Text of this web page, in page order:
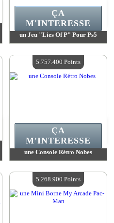
un Jeu "Lies Of P" Pour Ps5
Quantité Disponible :4
ÇA
M'INTERESSE
une Console Rétro Nobes
Quantité Disponible :4
ÇA
M'INTERESSE
5.757.400 Points
5.268.900 Points